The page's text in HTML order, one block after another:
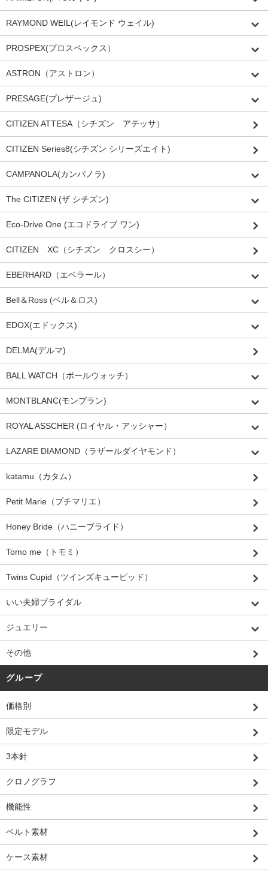
RAYMOND WEIL(レイモンド ウェイル)
PROSPEX(プロスペックス）
ASTRON（アストロン）
PRESAGE(プレザージュ)
CITIZEN ATTESA（シチズン アテッサ）
CITIZEN Series8(シチズン シリーズエイト)
CAMPANOLA(カンパノラ)
The CITIZEN (ザ シチズン)
Eco-Drive One (エコドライブ ワン)
CITIZEN XC（シチズン クロスシー）
EBERHARD（エベラール）
Bell＆Ross (ベル＆ロス)
EDOX(エドックス)
DELMA(デルマ)
BALL WATCH（ボールウォッチ）
MONTBLANC(モンブラン)
ROYAL ASSCHER (ロイヤル・アッシャー）
LAZARE DIAMOND（ラザールダイヤモンド）
katamu（カタム）
Petit Marie（プチマリエ）
Honey Bride（ハニーブライド）
Tomo me（トモミ）
Twins Cupid（ツインズキューピッド）
いい夫婦ブライダル
ジュエリー
その他
グループ
価格別
限定モデル
3本針
クロノグラフ
機能性
ベルト素材
ケース素材